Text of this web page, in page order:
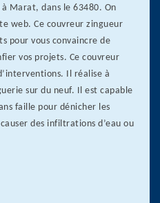
Marat, dans le 63480. On
web. Ce couvreur zingueur
pour vous convaincre de
vos projets. Ce couvreur
Il réalise à
sur du neuf. Il est capable
faille pour dénicher les
des infiltrations d’eau ou